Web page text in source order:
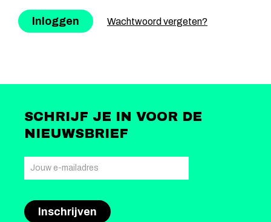
Wachtwoord vergeten?
SCHRIJF JE IN VOOR DE
NIEUWSBRIEF